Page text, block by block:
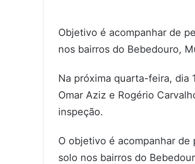
Objetivo é acompanhar de
nos bairros do Bebedouro,
Na próxima quarta-feira, dia
Omar Aziz e Rogério
inspeção.
O objetivo é acompanhar
solo nos bairros do